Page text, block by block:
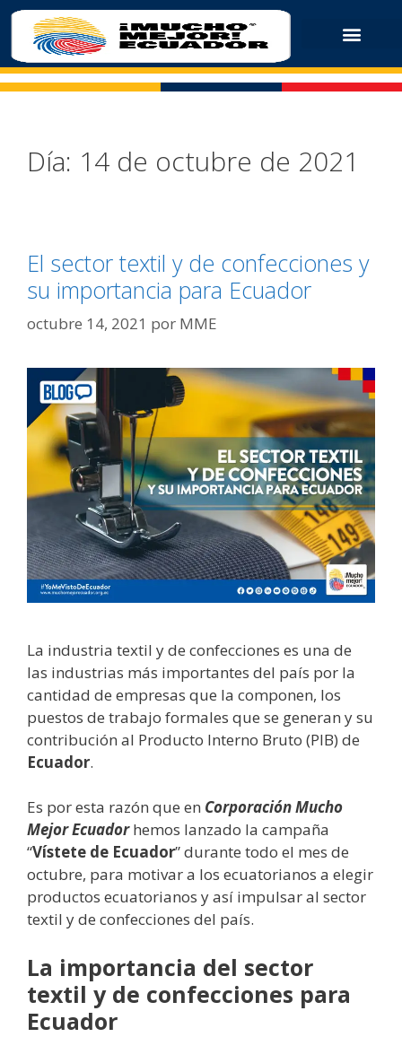
Día: 14 de octubre de 2021
El sector textil y de confecciones y
su importancia para Ecuador
octubre 14, 2021 por MME
La industria textil y de confecciones es una de
las industrias más importantes del país por la
cantidad de empresas que la componen, los
puestos de trabajo formales que se generan y su
contribución al Producto Interno Bruto (PIB) de
Ecuador.
Es por esta razón que en Corporación Mucho
Mejor Ecuadorhemos lanzado la campaña
“Vístete de Ecuador” durante todo el mes de
octubre, para motivar a los ecuatorianos a elegir
productos ecuatorianos y así impulsar al sector
textil y de confecciones del país.
La importancia del sector
textil y de confecciones para
Ecuador